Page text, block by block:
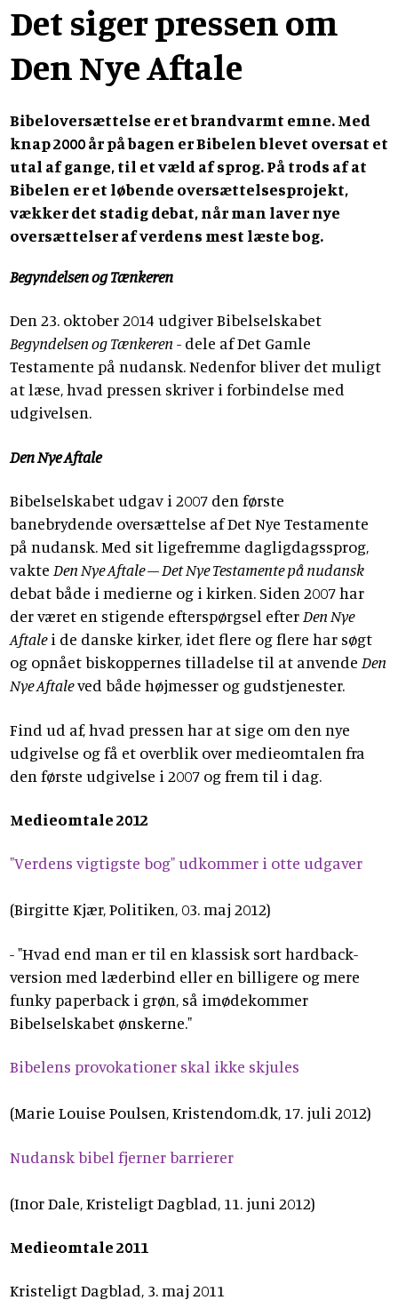
Det siger pressen om
Den Nye Aftale
Bibeloversættelse er et brandvarmt emne. Med
knap 2000 år på bagen er Bibelen blevet oversat et
utal af gange, til et væld af sprog. På trods af at
Bibelen er et løbende oversættelsesprojekt,
vækker det stadig debat, når man laver nye
oversættelser af verdens mest læste bog.
Begyndelsen og Tænkeren
Den 23. oktober 2014 udgiver Bibelselskabet
Begyndelsen og Tænkeren - dele af Det Gamle
Testamente på nudansk. Nedenfor bliver det muligt
at læse, hvad pressen skriver i forbindelse med
udgivelsen.
Den Nye Aftale
Bibelselskabet udgav i 2007 den første
banebrydende oversættelse af Det Nye Testamente
på nudansk. Med sit ligefremme dagligdagssprog,
vakte Den Nye Aftale – Det Nye Testamente på nudansk
debat både i medierne og i kirken. Siden 2007 har
der været en stigende efterspørgsel efter Den Nye
Aftalei de danske kirker, idet flere og flere har søgt
og opnået biskoppernes tilladelse til at anvende Den
Nye Aftaleved både højmesser og gudstjenester.
Find ud af, hvad pressen har at sige om den nye
udgivelse og få et overblik over medieomtalen fra
den første udgivelse i 2007 og frem til i dag.
Medieomtale 2012
"Verdens vigtigste bog" udkommer i otte udgaver
(Birgitte Kjær, Politiken, 03. maj 2012)
- "Hvad end man er til en klassisk sort hardback-
version med læderbind eller en billigere og mere
funky paperback i grøn, så imødekommer
Bibelselskabet ønskerne."
Bibelens provokationer skal ikke skjules
(Marie Louise Poulsen, Kristendom.dk, 17. juli 2012)
Nudansk bibel fjerner barrierer
(Inor Dale, Kristeligt Dagblad, 11. juni 2012)
Medieomtale 2011
Kristeligt Dagblad, 3. maj 2011